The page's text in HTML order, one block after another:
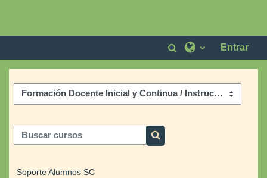
Selector de
Entrar
Categorías
Buscar cursos
Buscar cursos
Soporte Alumnos SC